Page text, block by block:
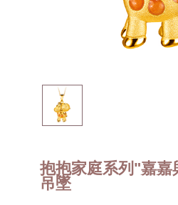
抱抱家庭系列"嘉嘉
吊墜